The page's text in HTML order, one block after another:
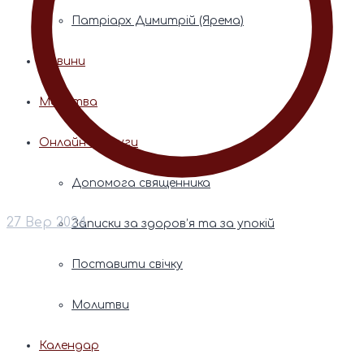
Патріарх Димитрій (Ярема)
Новини
Молитва
Онлайн послуги
Допомога священника
Записки за здоров’я та за упокій
Поставити свічку
Молитви
Календар
27 Вер 2024